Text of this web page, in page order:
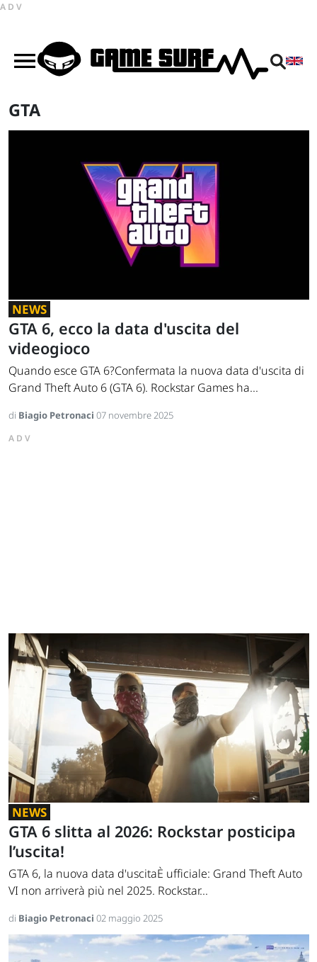
ADV
GTA
NEWS
GTA 6, ecco la data d'uscita del
videogioco
Quando esce GTA 6?Confermata la nuova data d'uscita di
Grand Theft Auto 6 (GTA 6). Rockstar Games ha...
di Biagio Petronaci 07 novembre 2025
ADV
NEWS
GTA 6 slitta al 2026: Rockstar posticipa
l’uscita!
GTA 6, la nuova data d'uscitaÈ ufficiale: Grand Theft Auto
VI non arriverà più nel 2025. Rockstar...
di Biagio Petronaci 02 maggio 2025